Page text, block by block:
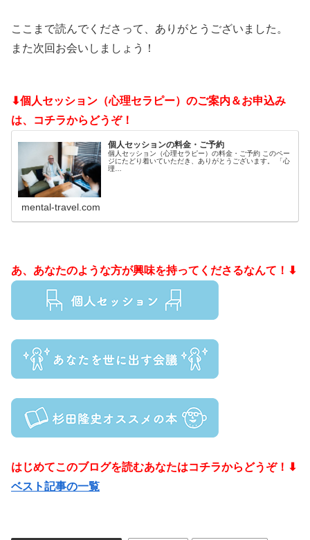
ここまで読んでくださって、ありがとうございました。
また次回お会いしましょう！
⬇個人セッション（心理セラピー）のご案内＆お申込み
は、コチラからどうぞ！
個人セッションの料金・ご予約
個人セッション（心理セラピー）の料金・ご予約 このペー
ジにたどり着いていただき、ありがとうございます。 「心
理…
mental-travel.com
あ、あなたのような方が興味を持ってくださるなんて！⬇
はじめてこのブログを読むあなたはコチラからどうぞ！⬇
ベスト記事の一覧